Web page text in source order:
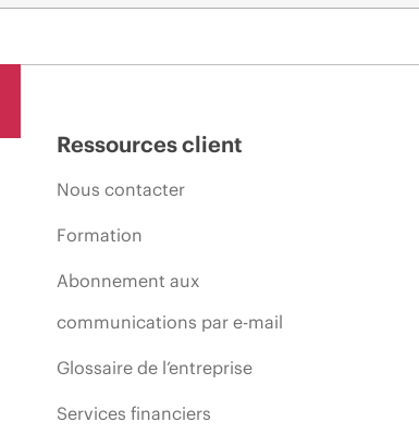
Ressources client
Nous contacter
Formation
Abonnement aux
communications par e-mail
Glossaire de l’entreprise
Services financiers